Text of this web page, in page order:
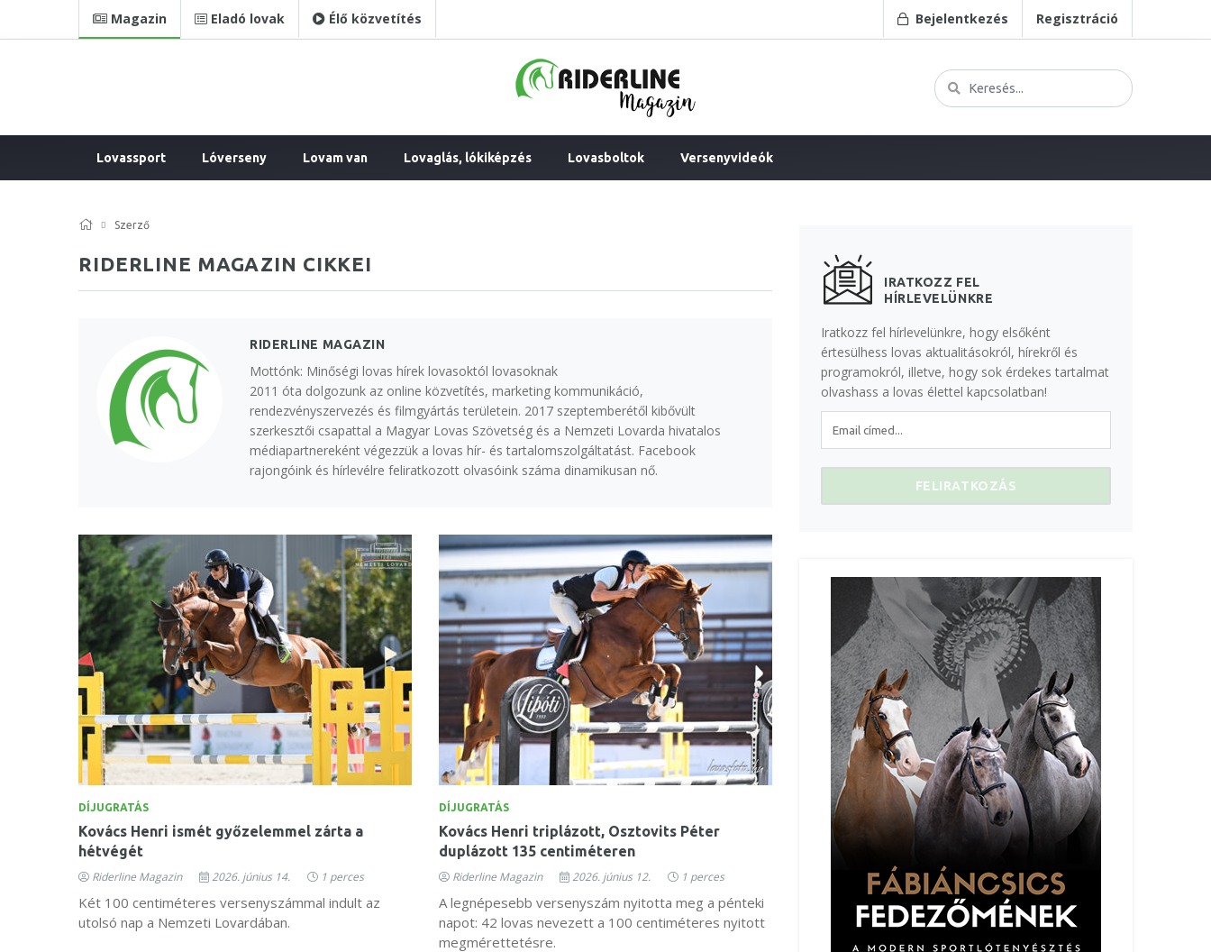
Magazin Eladó lovak Élő közvetítés Bejelentkezés Regisztráció
Lovassport Lóverseny Lovam van Lovaglás, lókiképzés Lovasboltok Versenyvideók
Szerző
RIDERLINE MAGAZIN CIKKEI
RIDERLINE MAGAZIN
Mottónk: Minőségi lovas hírek lovasoktól lovasoknak
2011 óta dolgozunk az online közvetítés, marketing kommunikáció,
rendezvényszervezés és filmgyártás területein. 2017 szeptemberétől kibővült
szerkesztői csapattal a Magyar Lovas Szövetség és a Nemzeti Lovarda hivatalos
médiapartnereként végezzük a lovas hír- és tartalomszolgáltatást. Facebook
rajongóink és hírlevélre feliratkozott olvasóink száma dinamikusan nő.
DÍJUGRATÁS
Kovács Henri ismét győzelemmel zárta a
hétvégét
Riderline Magazin 2026. június 14. 1 perces
Két 100 centiméteres versenyszámmal indult az
utolsó nap a Nemzeti Lovardában.
DÍJUGRATÁS
Kovács Henri triplázott, Osztovits Péter
duplázott 135 centiméteren
Riderline Magazin 2026. június 12. 1 perces
A legnépesebb versenyszám nyitotta meg a pénteki
napot: 42 lovas nevezett a 100 centiméteres nyitott
megmérettetésre.
IRATKOZZ FEL
HÍRLEVELÜNKRE
Iratkozz fel hírlevelünkre, hogy elsőként
értesülhess lovas aktualitásokról, hírekről és
programokról, illetve, hogy sok érdekes tartalmat
olvashass a lovas élettel kapcsolatban!